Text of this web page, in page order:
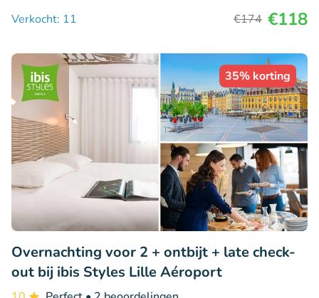
Verkocht: 11
€174 €118
35% korting
Overnachting voor 2 + ontbijt + late check-
out bij ibis Styles Lille Aéroport